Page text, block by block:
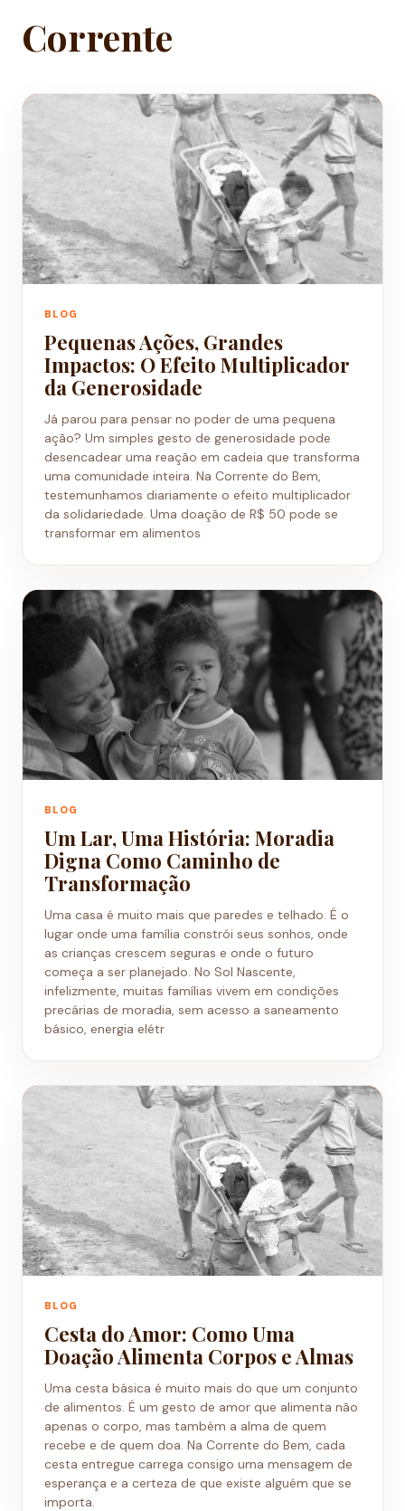
Corrente
BLOG
Pequenas Ações, Grandes
Impactos: O Efeito Multiplicador
da Generosidade
Já parou para pensar no poder de uma pequena
ação? Um simples gesto de generosidade pode
desencadear uma reação em cadeia que transforma
uma comunidade inteira. Na Corrente do Bem,
testemunhamos diariamente o efeito multiplicador
da solidariedade. Uma doação de R$ 50 pode se
transformar em alimentos
BLOG
Um Lar, Uma História: Moradia
Digna Como Caminho de
Transformação
Uma casa é muito mais que paredes e telhado. É o
lugar onde uma família constrói seus sonhos, onde
as crianças crescem seguras e onde o futuro
começa a ser planejado. No Sol Nascente,
infelizmente, muitas famílias vivem em condições
precárias de moradia, sem acesso a saneamento
básico, energia elétr
BLOG
Cesta do Amor: Como Uma
Doação Alimenta Corpos e Almas
Uma cesta básica é muito mais do que um conjunto
de alimentos. É um gesto de amor que alimenta não
apenas o corpo, mas também a alma de quem
recebe e de quem doa. Na Corrente do Bem, cada
cesta entregue carrega consigo uma mensagem de
esperança e a certeza de que existe alguém que se
importa.